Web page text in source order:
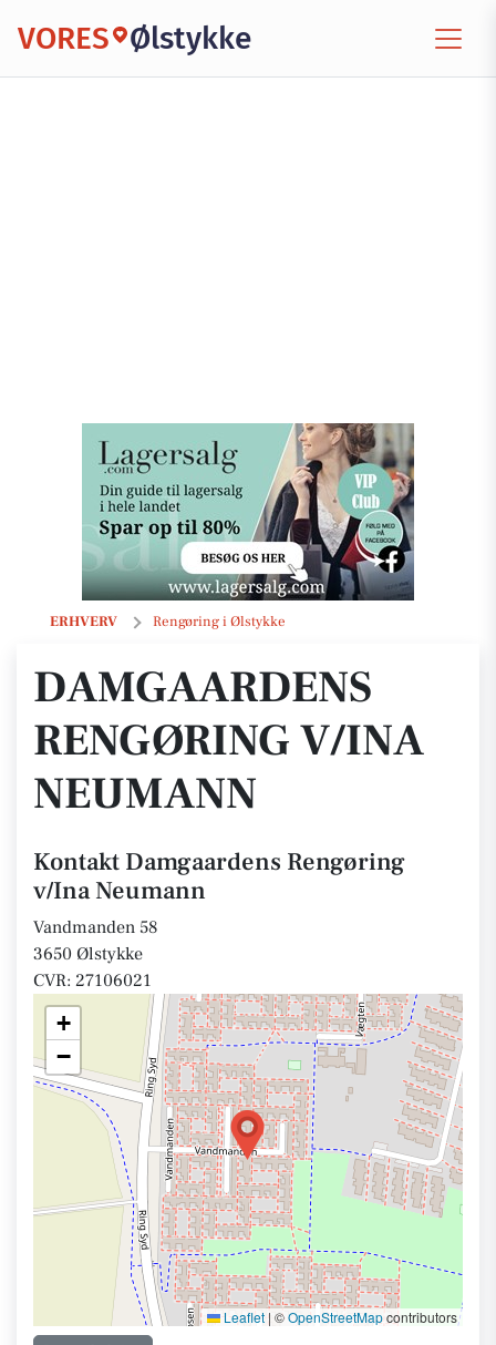
VORES Ølstykke
ERHVERV Rengøring i Ølstykke
Damgaardens Rengøring v/Ina Neumann
DAMGAARDENS
RENGØRING V/INA
NEUMANN
Kontakt Damgaardens Rengøring
v/Ina Neumann
Vandmanden 58
3650 Ølstykke
CVR: 27106021
+
−
Leaflet| ©OpenStreetMapcontributors